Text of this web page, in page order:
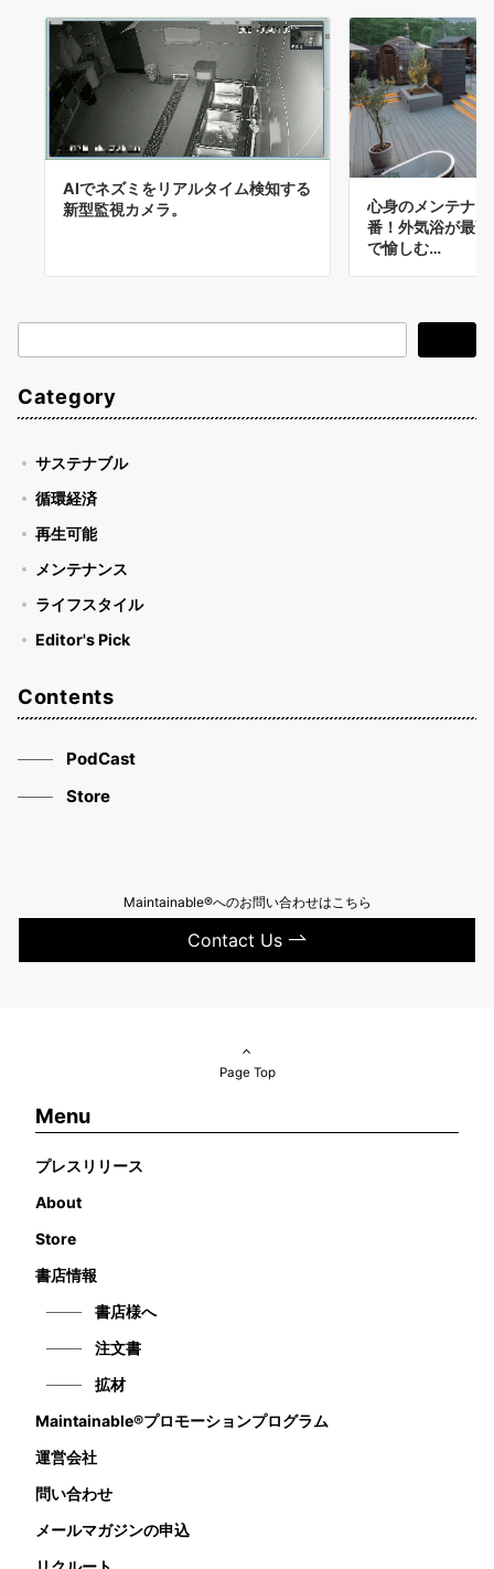
AIでネズミをリアルタイム検知する
新型監視カメラ。
心身のメンテナ
番！外気浴が最
で愉しむ…
索
Category
サステナブル
循環経済
再生可能
メンテナンス
ライフスタイル
Editor's Pick
Contents
PodCast
Store
Maintainable®へのお問い合わせはこちら
Contact Us
Page Top
Menu
プレスリリース
About
Store
書店情報
書店様へ
注文書
拡材
Maintainable®プロモーションプログラム
運営会社
問い合わせ
メールマガジンの申込